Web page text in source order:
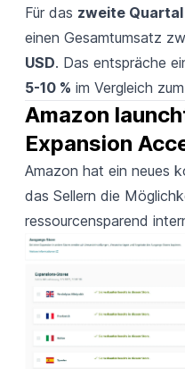
Für das zweite
einen Gesamtumsatz
USD. Das entspräche
5-10 % im Vergleich
Amazon
Expansion
Amazon hat ein neues
das Sellern die
ressourcensparend